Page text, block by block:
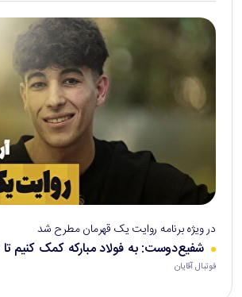
در ویژه برنامه روایت یک قهرمان مطرح شد
شفیع‌دوست: به فولاد مبارکه کمک کنیم تا
فوتبال آقایان